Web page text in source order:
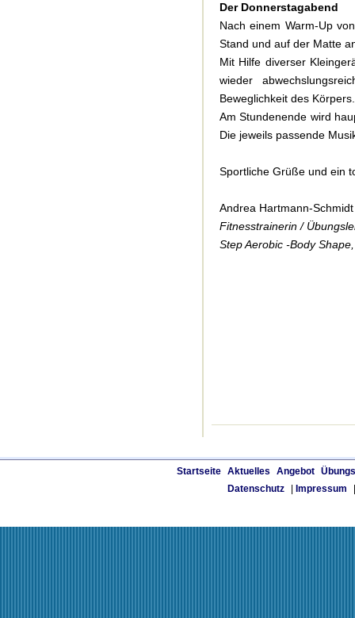
Der Donnerstagabend
Nach einem Warm-Up
Stand und auf der Matte
Mit Hilfe diverser
wieder
Beweglichkeit des Körpers.
Am Stundenende wird
Die jeweils passende
Sportliche Grüße und ein
Andrea Hartmann-Schmidt
Fitnesstrainerin /
Step Aerobic -Body
Startseite Aktuelles Angebot
Datenschutz
Impressum